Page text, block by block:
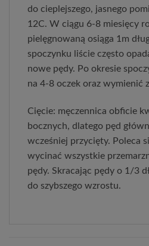
do cieplejszego, jasnego
12C. W ciągu 6-8 miesięcy
pielęgnowaną osiąga 1m
spoczynku liście często
nowe pędy. Po okresie
na 4-8 oczek oraz wymienić
Cięcie: męczennica obficie
bocznych, dlatego pęd
wcześniej przycięty. Poleca
wycinać wszystkie
pędy. Skracając pędy o 1/3
do szybszego wzrostu.